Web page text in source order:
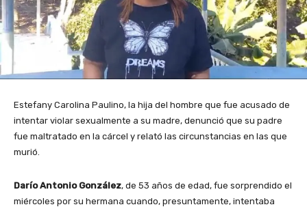
Estefany Carolina Paulino, la hija del hombre que fue acusado de
intentar violar sexualmente a su madre, denunció que su padre
fue maltratado en la cárcel y relató las circunstancias en las que
murió.
Darío Antonio González, de 53 años de edad, fue sorprendido el
miércoles por su hermana cuando, presuntamente, intentaba